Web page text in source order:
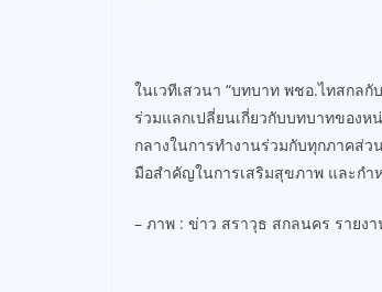
ในเวทีเสวนา “บทบาท พชอ.ไทสกล
ร่วมแลกเปลี่ยนเกี่ยวกับบทบาทของ
กลางในการทำงานร่วมกับทุกภาคส่ว
มือสำคัญในการเสริมสุขภาพ และกำ
– ภาพ : ข่าว สราวุธ สกลนคร รายง